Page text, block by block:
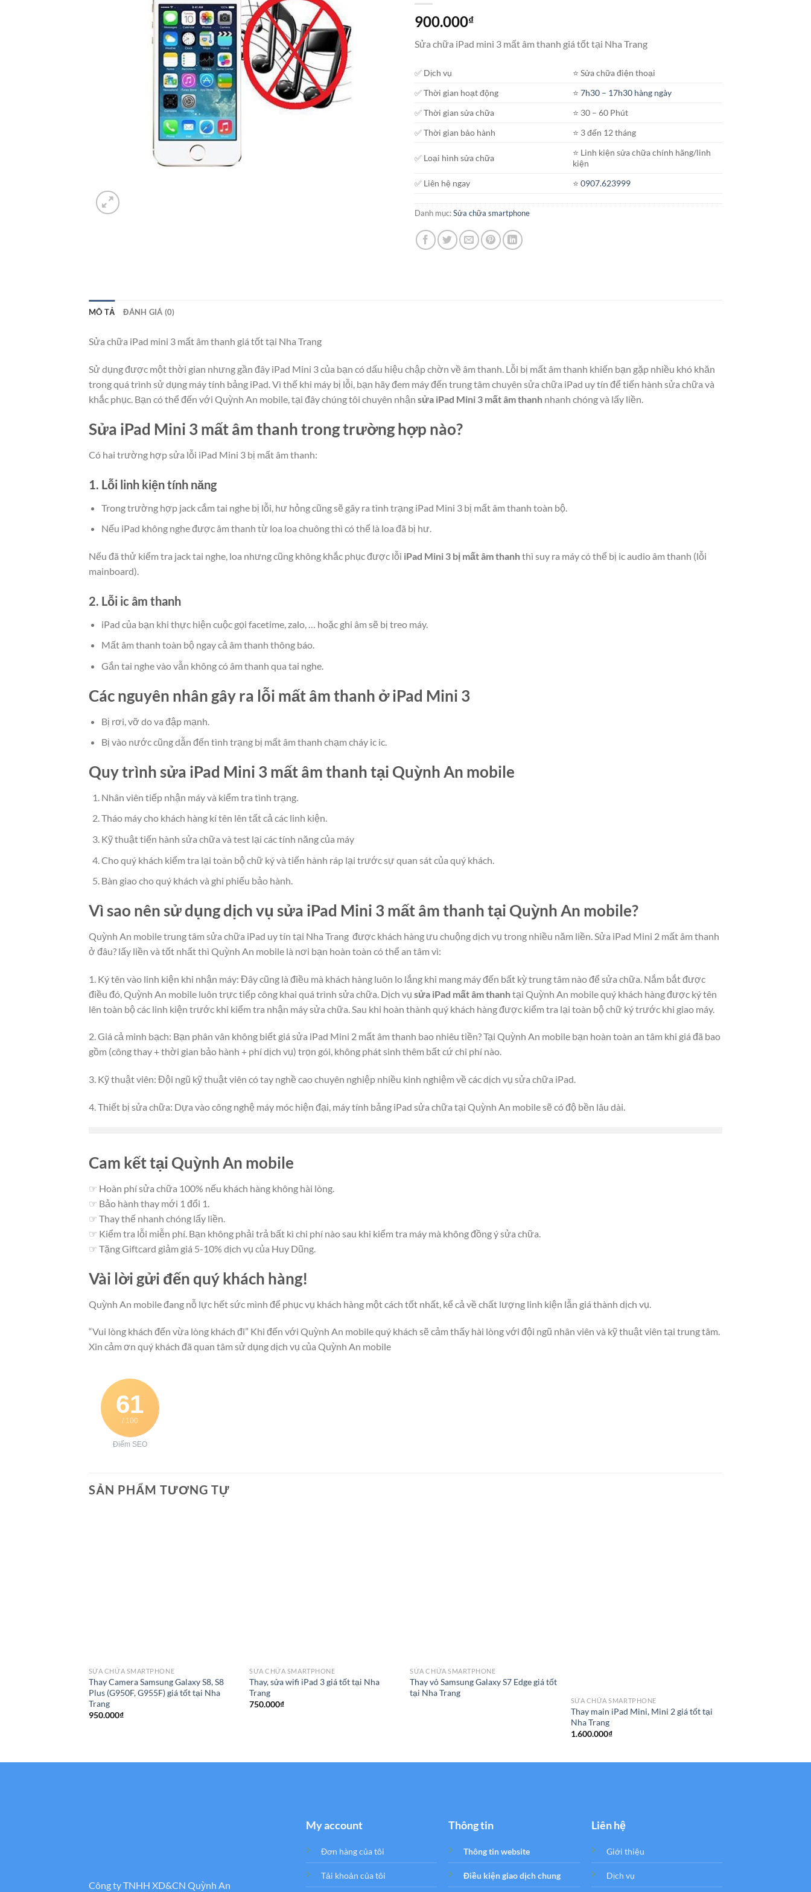
900.000₫
Sửa chữa iPad mini 3 mất âm thanh giá tốt tại Nha Trang
✅ Dịch vụ
⭐️ Sửa chữa điện thoại
✅ Thời gian hoạt động
⭐️7h30 – 17h30 hàng ngày
✅ Thời gian sửa chữa
⭐️ 30 – 60 Phút
✅ Thời gian bảo hành
⭐️ 3 đến 12 tháng
✅ Loại hình sửa chữa
⭐️ Linh kiện sửa chữa chính hãng/linh
kiện
✅ Liên hệ ngay
⭐️0907.623999
Danh mục:Sửa chữa smartphone
MÔ TẢ ĐÁNH GIÁ (0)
Sửa chữa iPad mini 3 mất âm thanh giá tốt tại Nha Trang
Sử dụng được một thời gian nhưng gần đây iPad Mini 3 của bạn có dấu hiệu chập chờn về âm thanh. Lỗi bị mất âm thanh khiến bạn gặp nhiều khó khăn
trong quá trình sử dụng máy tính bảng iPad. Vì thế khi máy bị lỗi, bạn hãy đem máy đến trung tâm chuyên sửa chữa iPad uy tín để tiến hành sửa chữa và
khắc phục. Bạn có thể đến với Quỳnh An mobile, tại đây chúng tôi chuyên nhận sửa iPad Mini 3 mất âm thanh nhanh chóng và lấy liền.
Sửa iPad Mini 3 mất âm thanh trong trường hợp nào?
Có hai trường hợp sửa lỗi iPad Mini 3 bị mất âm thanh:
1. Lỗi linh kiện tính năng
Trong trường hợp jack cắm tai nghe bị lỗi, hư hỏng cũng sẽ gây ra tình trạng iPad Mini 3 bị mất âm thanh toàn bộ.
Nếu iPad không nghe được âm thanh từ loa loa chuông thì có thể là loa đã bị hư.
Nếu đã thử kiểm tra jack tai nghe, loa nhưng cũng không khắc phục được lỗi iPad Mini 3 bị mất âm thanhthì suy ra máy có thể bị ic audio âm thanh (lỗi
mainboard).
2. Lỗi ic âm thanh
iPad của bạn khi thực hiện cuộc gọi facetime, zalo, … hoặc ghi âm sẽ bị treo máy.
Mất âm thanh toàn bộ ngay cả âm thanh thông báo.
Gắn tai nghe vào vẫn không có âm thanh qua tai nghe.
Các nguyên nhân gây ra lỗi mất âm thanh ở iPad Mini 3
Bị rơi, vỡ do va đập mạnh.
Bị vào nước cũng dẫn đến tình trạng bị mất âm thanh chạm cháy ic ic.
Quy trình sửa iPad Mini 3 mất âm thanh tại Quỳnh An mobile
Nhân viên tiếp nhận máy và kiểm tra tình trạng.
Tháo máy cho khách hàng kí tên lên tất cả các linh kiện.
Kỹ thuật tiến hành sửa chữa và test lại các tính năng của máy
Cho quý khách kiểm tra lại toàn bộ chữ ký và tiến hành ráp lại trước sự quan sát của quý khách.
Bàn giao cho quý khách và ghi phiếu bảo hành.
Vì sao nên sử dụng dịch vụ sửa iPad Mini 3 mất âm thanh tại Quỳnh An mobile?
Quỳnh An mobile trung tâm sửa chữa iPad uy tín tại Nha Trang được khách hàng ưu chuộng dịch vụ trong nhiều năm liền. Sửa iPad Mini 2 mất âm thanh
ở đâu? lấy liền và tốt nhất thì Quỳnh An mobile là nơi bạn hoàn toàn có thể an tâm vì:
1. Ký tên vào linh kiện khi nhận máy: Đây cũng là điều mà khách hàng luôn lo lắng khi mang máy đến bất kỳ trung tâm nào để sửa chữa. Nắm bắt được
điều đó, Quỳnh An mobile luôn trực tiếp công khai quá trình sửa chữa. Dịch vụ sửa iPad mất âm thanhtại Quỳnh An mobile quý khách hàng được ký tên
lên toàn bộ các linh kiện trước khi kiểm tra nhận máy sửa chữa. Sau khi hoàn thành quý khách hàng được kiểm tra lại toàn bộ chữ ký trước khi giao máy.
2. Giá cả minh bạch: Bạn phân vân không biết giá sửa iPad Mini 2 mất âm thanh bao nhiêu tiền? Tại Quỳnh An mobile bạn hoàn toàn an tâm khi giá đã bao
gồm (công thay + thời gian bảo hành + phí dịch vụ) trọn gói, không phát sinh thêm bất cứ chi phí nào.
3. Kỹ thuật viên: Đội ngũ kỹ thuật viên có tay nghề cao chuyên nghiệp nhiều kinh nghiệm về các dịch vụ sửa chữa iPad.
4. Thiết bị sửa chữa: Dựa vào công nghệ máy móc hiện đại, máy tính bảng iPad sửa chữa tại Quỳnh An mobile sẽ có độ bền lâu dài.
Cam kết tại Quỳnh An mobile
☞ Hoàn phí sửa chữa 100% nếu khách hàng không hài lòng.
☞ Bảo hành thay mới 1 đổi 1.
☞ Thay thế nhanh chóng lấy liền.
☞ Kiểm tra lỗi miễn phí. Bạn không phải trả bất kì chi phí nào sau khi kiểm tra máy mà không đồng ý sửa chữa.
☞ Tặng Giftcard giảm giá 5-10% dịch vụ của Huy Dũng.
Vài lời gửi đến quý khách hàng!
Quỳnh An mobile đang nỗ lực hết sức mình để phục vụ khách hàng một cách tốt nhất, kể cả về chất lượng linh kiện lẫn giá thành dịch vụ.
“Vui lòng khách đến vừa lòng khách đi” Khi đến với Quỳnh An mobile quý khách sẽ cảm thấy hài lòng với đội ngũ nhân viên và kỹ thuật viên tại trung tâm.
Xin cảm ơn quý khách đã quan tâm sử dụng dịch vụ của Quỳnh An mobile
61
/ 100
Điểm SEO
SẢN PHẨM TƯƠNG TỰ
SỬA CHỮA SMARTPHONE
Thay Camera Samsung Galaxy S8, S8
Plus (G950F, G955F) giá tốt tại Nha
Trang
950.000₫
SỬA CHỮA SMARTPHONE
Thay, sửa wifi iPad 3 giá tốt tại Nha
Trang
750.000₫
SỬA CHỮA SMARTPHONE
Thay vỏ Samsung Galaxy S7 Edge giá tốt
tại Nha Trang
SỬA CHỮA SMARTPHONE
Thay main iPad Mini, Mini 2 giá tốt tại
Nha Trang
1.600.000₫
Công ty TNHH XD&CN Quỳnh An
My account
Đơn hàng của tôi
Tải khoản của tôi
Thông tin
Thông tin website
Điều kiện giao dịch chung
Liên hệ
Giới thiệu
Dịch vụ